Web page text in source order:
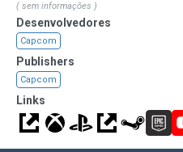
( sem informações )
Desenvolvedores
Capcom
Publishers
Capcom
Links